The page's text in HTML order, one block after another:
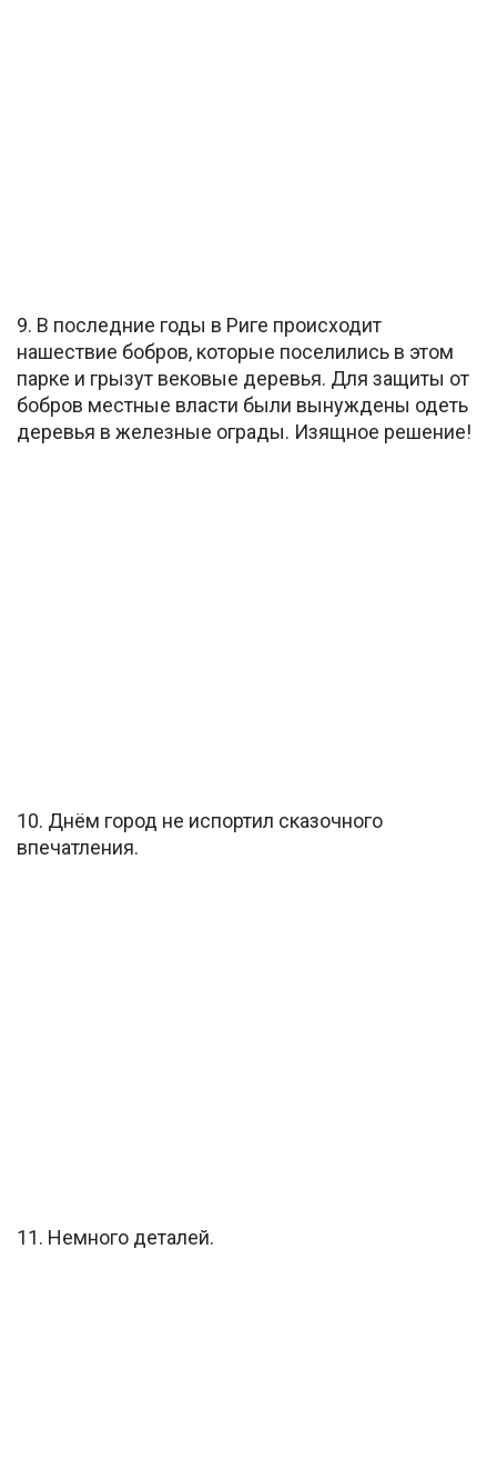
9. В последние годы в Риге происходит
нашествие бобров, которые поселились в этом
парке и грызут вековые деревья. Для защиты от
бобров местные власти были вынуждены одеть
деревья в железные ограды. Изящное решение!
10. Днём город не испортил сказочного
впечатления.
11. Немного деталей.